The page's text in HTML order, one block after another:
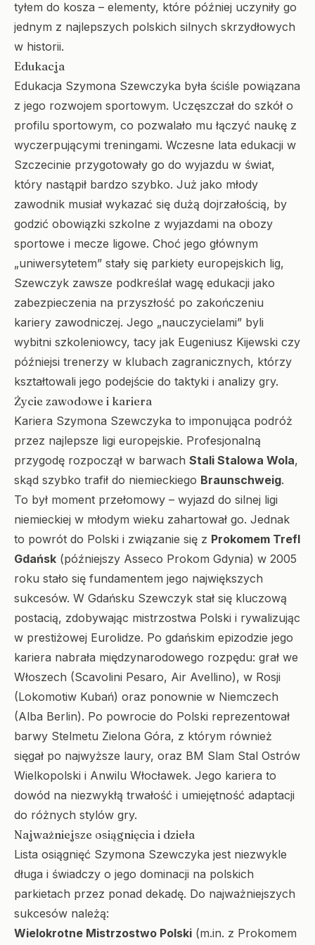
tyłem do kosza – elementy, które później uczyniły go
jednym z najlepszych polskich silnych skrzydłowych
w historii.
Edukacja
Edukacja Szymona Szewczyka była ściśle powiązana
z jego rozwojem sportowym. Uczęszczał do szkół o
profilu sportowym, co pozwalało mu łączyć naukę z
wyczerpującymi treningami. Wczesne lata edukacji w
Szczecinie przygotowały go do wyjazdu w świat,
który nastąpił bardzo szybko. Już jako młody
zawodnik musiał wykazać się dużą dojrzałością, by
godzić obowiązki szkolne z wyjazdami na obozy
sportowe i mecze ligowe. Choć jego głównym
„uniwersytetem” stały się parkiety europejskich lig,
Szewczyk zawsze podkreślał wagę edukacji jako
zabezpieczenia na przyszłość po zakończeniu
kariery zawodniczej. Jego „nauczycielami” byli
wybitni szkoleniowcy, tacy jak Eugeniusz Kijewski czy
późniejsi trenerzy w klubach zagranicznych, którzy
kształtowali jego podejście do taktyki i analizy gry.
Życie zawodowe i kariera
Kariera Szymona Szewczyka to imponująca podróż
przez najlepsze ligi europejskie. Profesjonalną
przygodę rozpoczął w barwach Stali Stalowa Wola,
skąd szybko trafił do niemieckiego Braunschweig.
To był moment przełomowy – wyjazd do silnej ligi
niemieckiej w młodym wieku zahartował go. Jednak
to powrót do Polski i związanie się z Prokomem Trefl
Gdańsk (późniejszy Asseco Prokom Gdynia) w 2005
roku stało się fundamentem jego największych
sukcesów. W Gdańsku Szewczyk stał się kluczową
postacią, zdobywając mistrzostwa Polski i rywalizując
w prestiżowej Eurolidze. Po gdańskim epizodzie jego
kariera nabrała międzynarodowego rozpędu: grał we
Włoszech (Scavolini Pesaro, Air Avellino), w Rosji
(Lokomotiw Kubań) oraz ponownie w Niemczech
(Alba Berlin). Po powrocie do Polski reprezentował
barwy Stelmetu Zielona Góra, z którym również
sięgał po najwyższe laury, oraz BM Slam Stal Ostrów
Wielkopolski i Anwilu Włocławek. Jego kariera to
dowód na niezwykłą trwałość i umiejętność adaptacji
do różnych stylów gry.
Najważniejsze osiągnięcia i dzieła
Lista osiągnięć Szymona Szewczyka jest niezwykle
długa i świadczy o jego dominacji na polskich
parkietach przez ponad dekadę. Do najważniejszych
sukcesów należą:
Wielokrotne Mistrzostwo Polski (m.in. z Prokomem